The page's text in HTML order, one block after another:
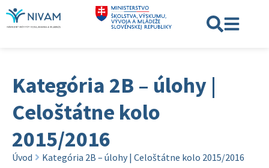
Kategória 2B – úlohy |
Celoštátne kolo
2015/2016
Úvod Kategória 2B – úlohy | Celoštátne kolo 2015/2016